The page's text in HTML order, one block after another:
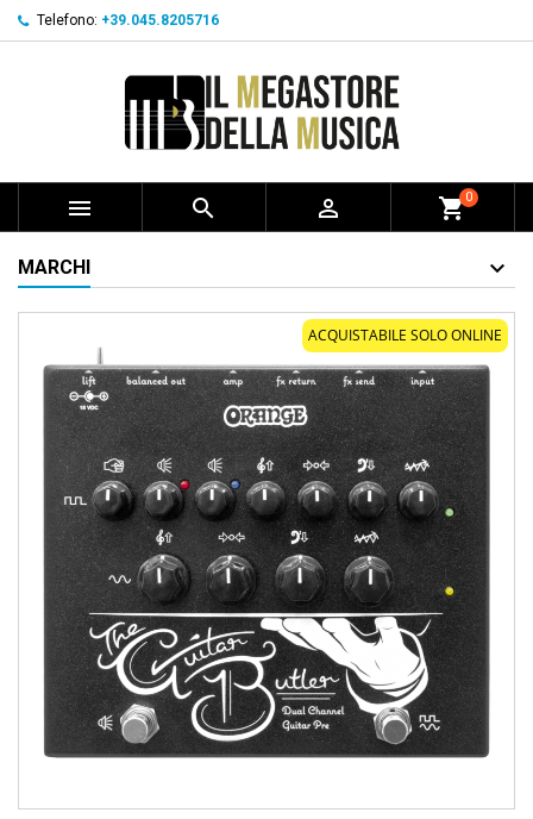
Telefono: +39.045.8205716
   shopping_cart0
MARCHI
ACQUISTABILE SOLO ONLINE